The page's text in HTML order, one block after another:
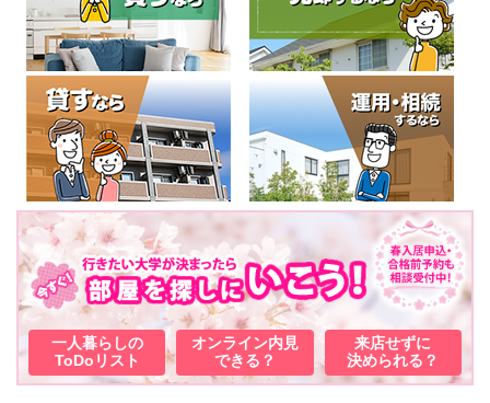
一人暮らしの
ToDoリスト
オンライン内見
できる？
来店せずに
決められる？